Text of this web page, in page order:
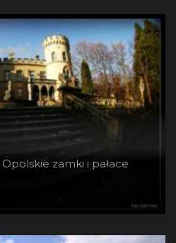
Opolskie zamki i pałace